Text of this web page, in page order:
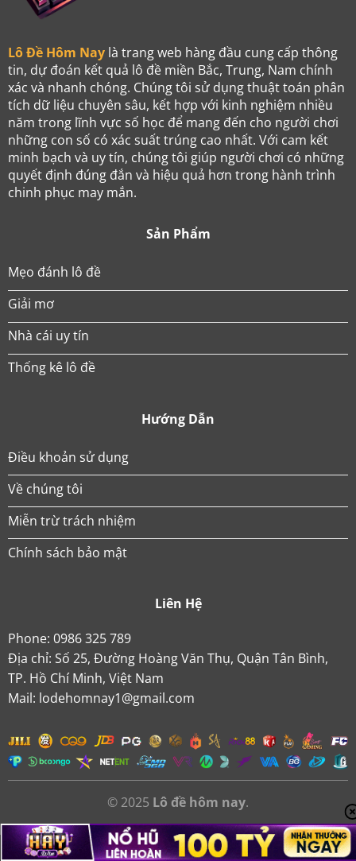
Lô Đề Hôm Naylà trang web hàng đầu cung cấp thông
tin, dự đoán kết quả lô đề miền Bắc, Trung, Nam chính
xác và nhanh chóng. Chúng tôi sử dụng thuật toán phân
tích dữ liệu chuyên sâu, kết hợp với kinh nghiệm nhiều
năm trong lĩnh vực số học để mang đến cho người chơi
những con số có xác suất trúng cao nhất. Với cam kết
minh bạch và uy tín, chúng tôi giúp người chơi có những
quyết định đúng đắn và hiệu quả hơn trong hành trình
chinh phục may mắn.
Sản Phẩm
Mẹo đánh lô đề
Giải mơ
Nhà cái uy tín
Thống kê lô đề
Hướng Dẫn
Điều khoản sử dụng
Về chúng tôi
Miễn trừ trách nhiệm
Chính sách bảo mật
Liên Hệ
Phone: 0986 325 789
Địa chỉ: Số 25, Đường Hoàng Văn Thụ, Quận Tân Bình,
TP. Hồ Chí Minh, Việt Nam
Mail: lodehomnay1@gmail.com
© 2025 Lô đề hôm nay.